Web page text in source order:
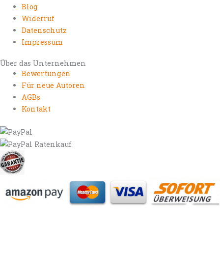
Blog
Widerruf
Datenschutz
Impressum
Über das Unternehmen
Bewertungen
Für neue Autoren
AGBs
Kontakt